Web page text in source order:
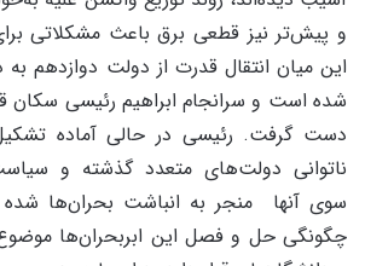
و پیش‌تر نیز قطعی برق باعث مشکلاتی
این میان انتقال قدرت از دولت دوازدهم
شده است و سرانجام ابراهیم رئیسی سکان
دست گرفت. رئیسی در حالی آماده
ناتوانی دولت‌های متعدد گذشته و
سوی آنها منجر به انباشت بحران‌ها
چگونگی حل و فصل این ابربحران‌ها